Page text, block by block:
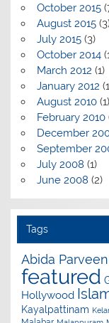
October 2015
August 2015
July 2015(3)
October 2014
March 2012 (1)
January 2012
August 2010(1)
February 2010
December
September
July 2008 (1)
June 2008 (2)
Tags
Abida Parveen
featured
Hollywood
Kayalpattinam